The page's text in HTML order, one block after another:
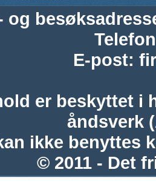
og
Telefon
E-post:
er beskyttet i
åndsverk
ikke benyttes
© 2011 - Det